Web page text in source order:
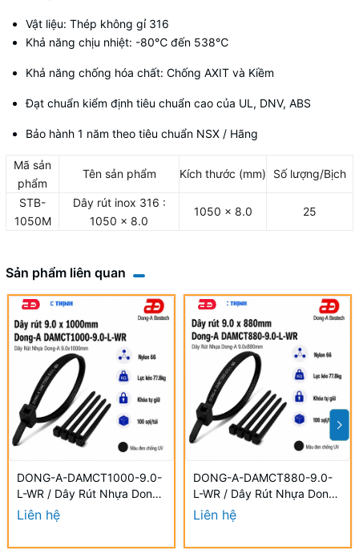
Vật liệu: Thép không gỉ 316
Khả năng chịu nhiệt: -80℃ đến 538℃
Khả năng chống hóa chất: Chống AXIT và Kiềm
Đạt chuẩn kiểm định tiêu chuẩn cao của UL, DNV, ABS
Bảo hành 1 năm theo tiêu chuẩn NSX / Hãng
Mã sản
phẩm
Tên sản phẩm Kích thước (mm) Số lượng/Bịch
STB-
1050M
Dây rút inox 316 :
1050 x 8.0
1050 x 8.0 25
Sản phẩm liên quan
DONG-A-DAMCT1000-9.0-
L-WR / Dây Rút Nhựa Dong-
A 9.0×1000mm Chống UV
Liên hệ
DONG-A-DAMCT880-9.0-
L-WR / Dây Rút Nhựa Dong-
A 9.0×880mm Chống UV
Liên hệ